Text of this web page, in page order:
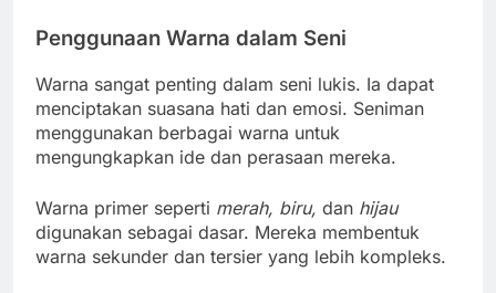
Penggunaan Warna dalam Seni
Warna sangat penting dalam seni lukis. Ia dapat
menciptakan suasana hati dan emosi. Seniman
menggunakan berbagai warna untuk
mengungkapkan ide dan perasaan mereka.
Warna primer seperti merah, biru, dan hijau
digunakan sebagai dasar. Mereka membentuk
warna sekunder dan tersier yang lebih kompleks.